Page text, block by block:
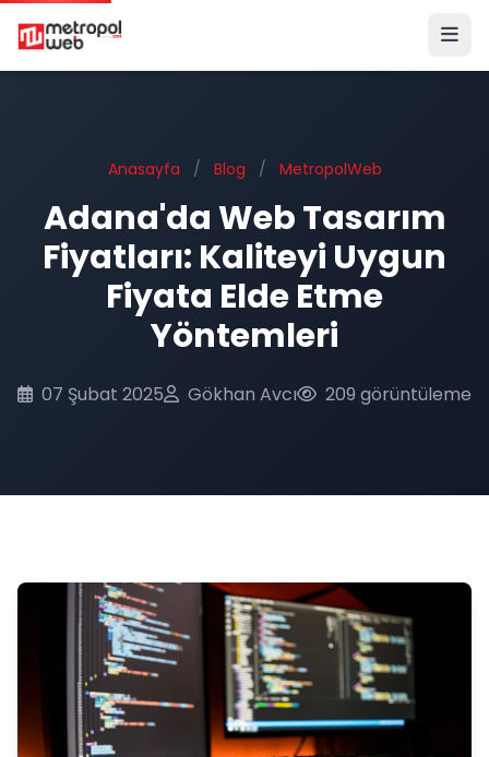
Ana içeriğe geç
Anasayfa / Blog / MetropolWeb
Adana'da Web Tasarım
Fiyatları: Kaliteyi Uygun
Fiyata Elde Etme
Yöntemleri
07 Şubat 2025 Gökhan Avcı 209 görüntüleme